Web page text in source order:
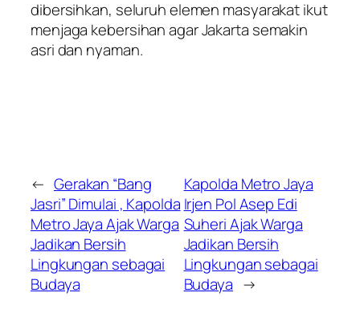
dibersihkan, seluruh elemen masyarakat ikut
menjaga kebersihan agar Jakarta semakin
asri dan nyaman.
← Gerakan “Bang
Jasri” Dimulai , Kapolda
Metro Jaya Ajak Warga
Jadikan Bersih
Lingkungan sebagai
Budaya
Kapolda Metro Jaya
Irjen Pol Asep Edi
Suheri Ajak Warga
Jadikan Bersih
Lingkungan sebagai
Budaya →